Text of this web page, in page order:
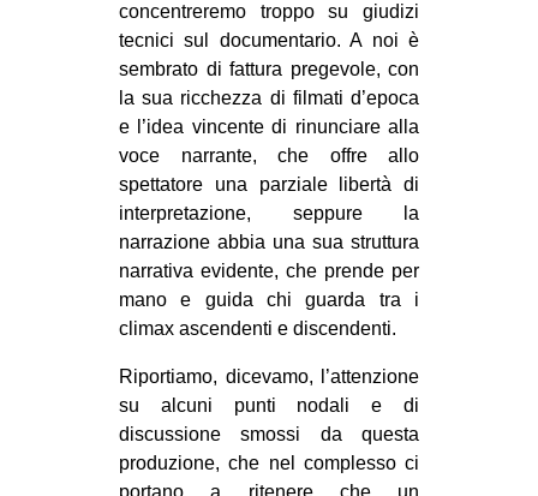
ANTIFASCISMO
GENERI
MIGRAZIONI
PRECARIATO
REPRESSIONE
CULTURE
CINEMA
MANIFESTI
MUSICA
concentreremo troppo su giudizi
tecnici sul documentario. A noi è
sembrato di fattura pregevole, con
la sua ricchezza di filmati d’epoca
e l’idea vincente di rinunciare alla
voce narrante, che offre allo
spettatore una parziale libertà di
interpretazione, seppure la
narrazione abbia una sua struttura
narrativa evidente, che prende per
mano e guida chi guarda tra i
climax ascendenti e discendenti.
Riportiamo, dicevamo, l’attenzione
su alcuni punti nodali e di
discussione smossi da questa
produzione, che nel complesso ci
portano a ritenere che un